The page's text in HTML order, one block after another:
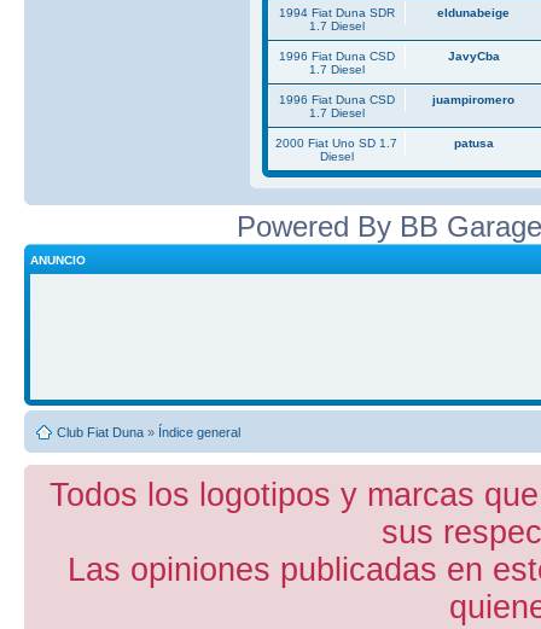
1994 Fiat Duna SDR
1.7 Diesel
eldunabeige
1996 Fiat Duna CSD
1.7 Diesel
JavyCba
1996 Fiat Duna CSD
1.7 Diesel
juampiromero
2000 Fiat Uno SD 1.7
Diesel
patusa
Powered By BB
ANUNCIO
Club Fiat Duna » Índice general
Todos los logotipos y marcas
sus
Las opiniones publicadas en